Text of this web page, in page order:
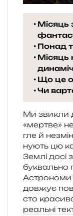
Місяць
Понад
Місяць
Що це
Чи
Ми зви­кли
«мер­тве»
гле й
ну­ють цю
Землі досі
букваль­но
дов­жує
сто
реаль­ні